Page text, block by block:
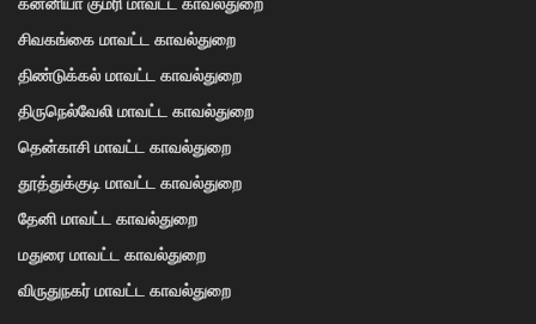
சிவகங்கை மாவட்ட காவல்துறை
திண்டுக்கல் மாவட்ட காவல்துறை
திருநெல்வேலி மாவட்ட காவல்துறை
தென்காசி மாவட்ட காவல்துறை
தூத்துக்குடி மாவட்ட காவல்துறை
தேனி மாவட்ட காவல்துறை
மதுரை மாவட்ட காவல்துறை
விருதுநகர் மாவட்ட காவல்துறை